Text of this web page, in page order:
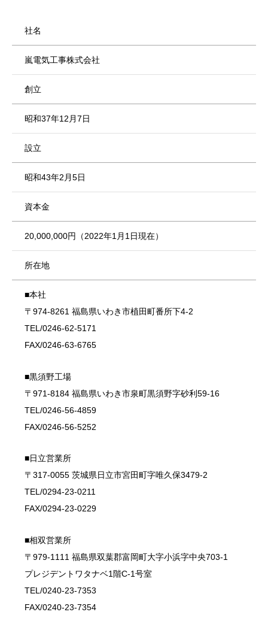
社名
嵐電気工事株式会社
創立
昭和37年12月7日
設立
昭和43年2月5日
資本金
20,000,000円（2022年1月1日現在）
所在地
■本社
〒974-8261 福島県いわき市植田町番所下4-2
TEL/0246-62-5171
FAX/0246-63-6765
■黒須野工場
〒971-8184 福島県いわき市泉町黒須野字砂利59-16
TEL/0246-56-4859
FAX/0246-56-5252
■日立営業所
〒317-0055 茨城県日立市宮田町字唯久保3479-2
TEL/0294-23-0211
FAX/0294-23-0229
■相双営業所
〒979-1111 福島県双葉郡富岡町大字小浜字中央703-1
プレジデントワタナベ1階C-1号室
TEL/0240-23-7353
FAX/0240-23-7354